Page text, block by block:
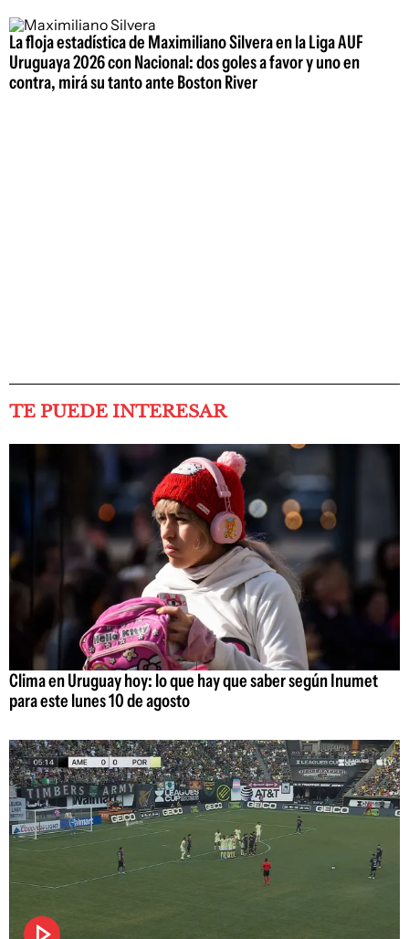
La floja estadística de Maximiliano Silvera en la Liga AUF
Uruguaya 2026 con Nacional: dos goles a favor y uno en
contra, mirá su tanto ante Boston River
TE PUEDE INTERESAR
Clima en Uruguay hoy: lo que hay que saber según Inumet
para este lunes 10 de agosto